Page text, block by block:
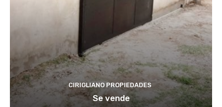
CIRIGLIANO PROPIEDADES
Se vende